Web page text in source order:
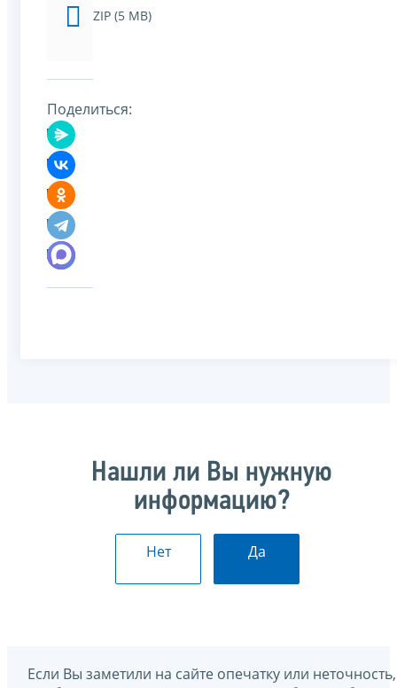
ZIP (5 MB)
Поделиться:
Нашли ли Вы нужную
информацию?
Нет Да
Если Вы заметили на сайте опечатку или неточность,